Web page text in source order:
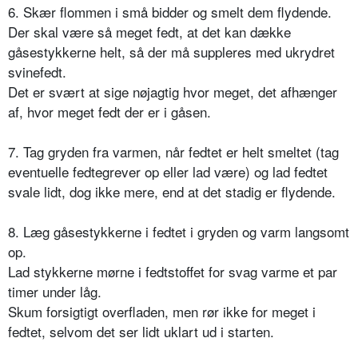
6. Skær flommen i små bidder og smelt dem flydende.
Der skal være så meget fedt, at det kan dække
gåsestykkerne helt, så der må suppleres med ukrydret
svinefedt.
Det er svært at sige nøjagtig hvor meget, det afhænger
af, hvor meget fedt der er i gåsen.
7. Tag gryden fra varmen, når fedtet er helt smeltet (tag
eventuelle fedtegrever op eller lad være) og lad fedtet
svale lidt, dog ikke mere, end at det stadig er flydende.
8. Læg gåsestykkerne i fedtet i gryden og varm langsomt
op.
Lad stykkerne mørne i fedtstoffet for svag varme et par
timer under låg.
Skum forsigtigt overfladen, men rør ikke for meget i
fedtet, selvom det ser lidt uklart ud i starten.